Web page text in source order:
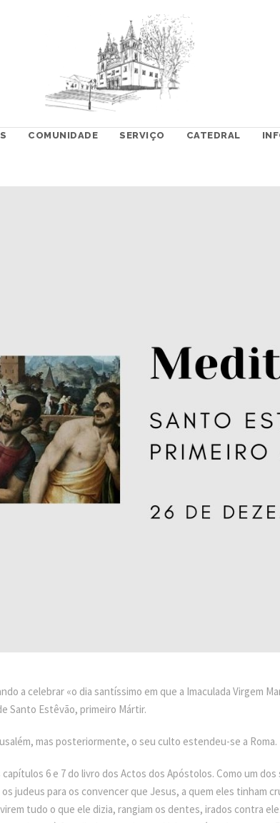
COMUNIDADE SERVIÇO CATEDRAL
a celebrar «o dia santíssimo em que a Imaculada Virgem
Santo Estêvão, primeiro Mártir.
mas posteriormente, o seu culto estendeu-se a Roma.
6 e 7 do livro dos Actos dos Apóstolos. Como um
judeus para os convencer que Jesus, a quem eles tinham
tudo o que ele dizia, rangiam os dentes, irados contra